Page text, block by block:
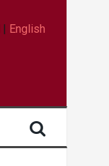
| English